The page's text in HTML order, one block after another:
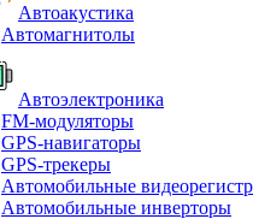
Автоакустика
Автомагнитолы
Автоэлектроника
FM-модуляторы
GPS-навигаторы
GPS-трекеры
Автомобильные
Автомобильные инверторы